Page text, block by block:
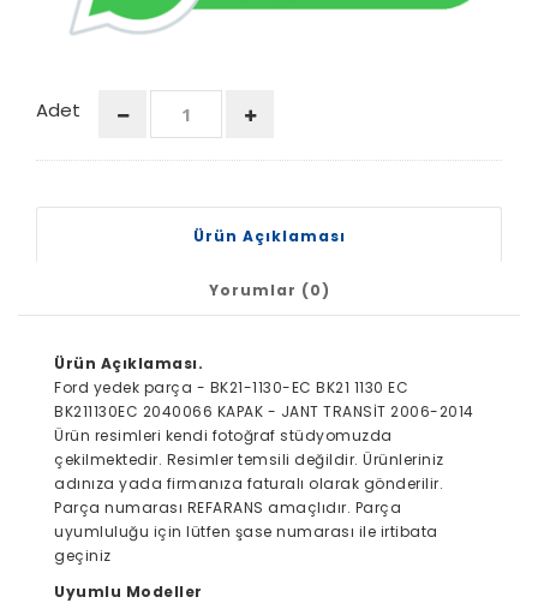
Adet
Ürün Açıklaması
Yorumlar (0)
Ürün Açıklaması.
Ford yedek parça - BK21-1130-EC BK21 1130 EC
BK211130EC 2040066 KAPAK - JANT TRANSİT 2006-2014
Ürün resimleri kendi fotoğraf stüdyomuzda
çekilmektedir. Resimler temsili değildir. Ürünleriniz
adınıza yada firmanıza faturalı olarak gönderilir.
Parça numarası REFARANS amaçlıdır. Parça
uyumluluğu için lütfen şase numarası ile irtibata
geçiniz
Uyumlu Modeller